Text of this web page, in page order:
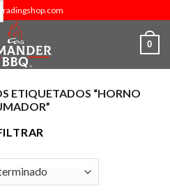
0
ETIQUETADOS “HORNO